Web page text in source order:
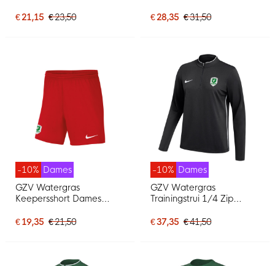
€ 21,15 € 23,50 € 28,35 € 31,50
-10% Dames
GZV Watergras
Keepersshort Dames
€ 19,35 € 21,50
-10% Dames
GZV Watergras
Trainingstrui 1/4 Zip
€ 37,35 € 41,50